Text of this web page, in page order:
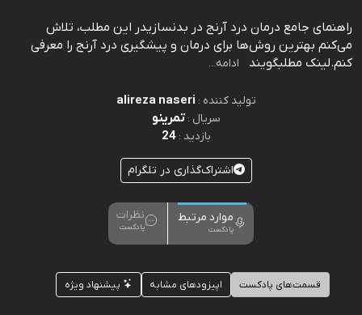
راهنمای جامع درمان درد آرنج در بدنسازیدر این مطلب، تلاش
می‌کنم بهترین روش‌ها برای درمان و پیشگیری درد آرنج را معرفی
کنم.⁠⁠⁠⁠⁠⁠⁠⁠⁠⁠⁠⁠⁠⁠⁠⁠⁠⁠⁠⁠⁠⁠⁠⁠⁠⁠⁠⁠⁠⁠⁠⁠⁠⁠⁠⁠⁠⁠⁠⁠⁠⁠⁠⁠⁠⁠⁠⁠⁠⁠⁠⁠⁠⁠⁠⁠⁠⁠⁠⁠⁠⁠⁠⁠⁠⁠⁠⁠⁠⁠⁠⁠⁠لینک مطلب⁠⁠⁠⁠⁠⁠⁠⁠⁠⁠⁠⁠⁠⁠⁠⁠⁠⁠⁠⁠⁠⁠⁠⁠⁠⁠⁠⁠⁠⁠⁠⁠⁠⁠⁠⁠⁠⁠⁠⁠⁠⁠⁠⁠⁠⁠⁠⁠⁠⁠⁠⁠⁠⁠⁠⁠⁠⁠⁠⁠⁠⁠⁠⁠⁠⁠⁠⁠⁠⁠⁠⁠⁠گویند
ادامه...
تولید کننده : alireza naseri
سریال :تمرینو
بازدید :24
اشتراک‌گذاری در تلگرام
موارد مرتبط
پادکست
نظرات
پادکست
قسمت‌های پادکست اپیزودهای مشابه پیشنهاد ویژه